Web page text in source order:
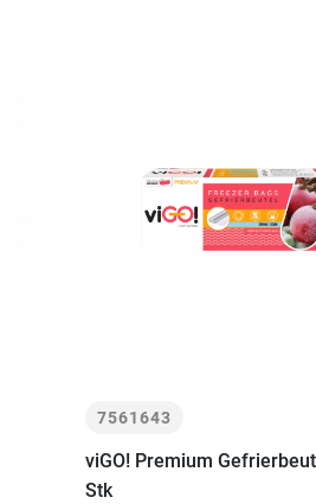
7561643
viGO! Premium
Stk